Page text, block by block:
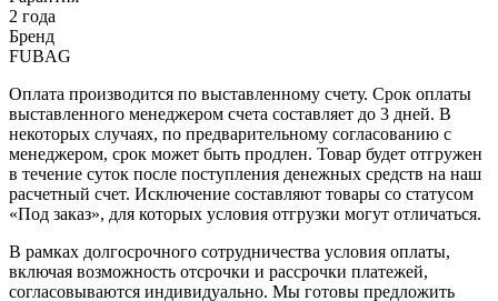
2 года
Бренд
FUBAG
Оплата производится по выставленному счету. Срок оплаты
выставленного менеджером счета составляет до 3 дней. В
некоторых случаях, по предварительному согласованию с
менеджером, срок может быть продлен. Товар будет отгружен
в течение суток после поступления денежных средств на наш
расчетный счет. Исключение составляют товары со статусом
«Под заказ», для которых условия отгрузки могут отличаться.
В рамках долгосрочного сотрудничества условия оплаты,
включая возможность отсрочки и рассрочки платежей,
согласовываются индивидуально. Мы готовы предложить